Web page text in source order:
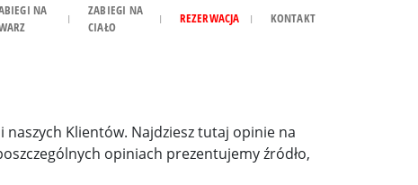
NA
ZABIEGI NA
CIAŁO
REZERWACJA KONTAKT
Klientów. Najdziesz tutaj opinie na
opiniach prezentujemy źródło,